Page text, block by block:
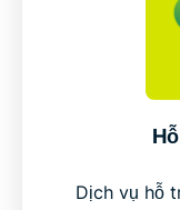
Dịch vụ hỗ